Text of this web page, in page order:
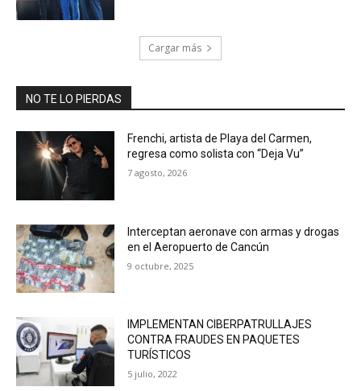
Cargar más
NO TE LO PIERDAS
Frenchi, artista de Playa del Carmen,
regresa como solista con “Deja Vu”
7 agosto, 2026
Interceptan aeronave con armas y drogas
en el Aeropuerto de Cancún
9 octubre, 2025
IMPLEMENTAN CIBERPATRULLAJES
CONTRA FRAUDES EN PAQUETES
TURÍSTICOS
5 julio, 2022